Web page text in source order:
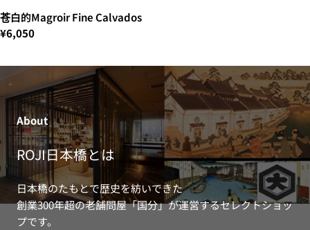
苍白的Magroir Fine Calvados
¥6,050
About
ROJI日本橋とは
日本橋のたもとで歴史を紡いできた
創業300年超の老舗問屋「国分」が運営するセレクトショッ
プです。